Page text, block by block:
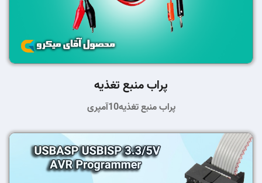
پراب منبع تغذیه
پراب منبع تغذیه10آمپری